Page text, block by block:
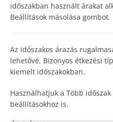
időszakban használt árakat
Beállítások másolása gombot.
Az időszakos árazás
lehetővé. Bizonyos étkezési
kiemelt időszakokban.
Használhatjuk a Több
beállításokhoz is.